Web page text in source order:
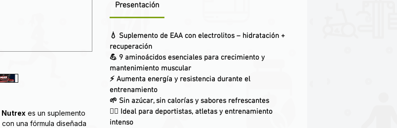
Nutrex es un suplemento
con una fórmula diseñada
Presentación
💧 Suplemento de EAA con electrolitos – hidratación +
recuperación
💪 9 aminoácidos esenciales para crecimiento y
mantenimiento muscular
⚡ Aumenta energía y resistencia durante el
entrenamiento
🌱 Sin azúcar, sin calorías y sabores refrescantes
🏋️‍♂️ Ideal para deportistas, atletas y entrenamiento
intenso